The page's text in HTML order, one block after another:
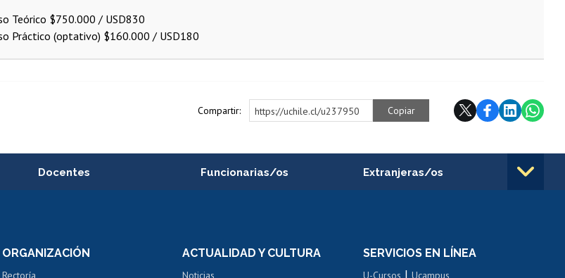
Teórico $750.000 / USD830
Práctico (optativo) $160.000 / USD180
Compartir: https://uchile.cl/u237950 Copiar
Docentes
Perfeccionamiento
Funcionarias/os
Portal de movilidad interna
Certificado de renta
Extranjeras/os
ORGANIZACIÓN
Rectoría
ACTUALIDAD Y CULTURA
Noticias
SERVICIOS EN LÍNEA
U-Cursos |Ucampus